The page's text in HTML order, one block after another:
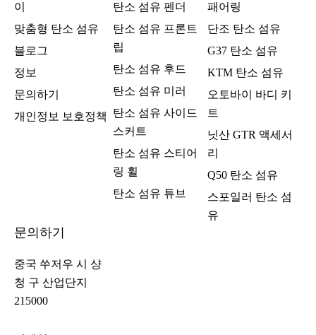
이
맞춤형 탄소 섬유
블로그
정보
문의하기
개인정보 보호정책
탄소 섬유 펜더
탄소 섬유 프론트
립
탄소 섬유 후드
탄소 섬유 미러
탄소 섬유 사이드
스커트
탄소 섬유 스티어
링 휠
탄소 섬유 튜브
패어링
단조 탄소 섬유
G37 탄소 섬유
KTM 탄소 섬유
오토바이 바디 키
트
닛산 GTR 액세서
리
Q50 탄소 섬유
스포일러 탄소 섬
유
문의하기
중국 쑤저우 시 샹
청 구 산업단지
215000